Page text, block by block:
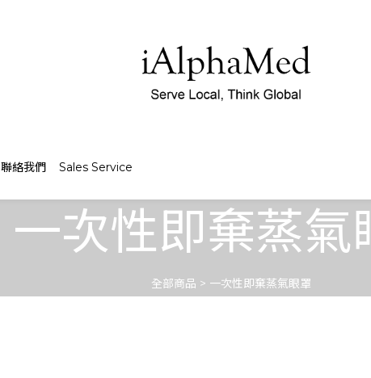
聯絡我們 Sales Service
一次性即棄蒸氣
全部商品 > 一次性即棄蒸氣眼罩